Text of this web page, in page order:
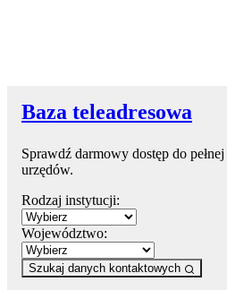
Baza teleadresowa
Sprawdź darmowy dostęp do
urzędów.
Rodzaj instytucji:
Województwo:
Szukaj danych kontaktowych